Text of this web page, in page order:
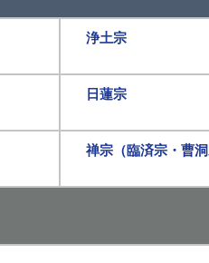
浄土宗
日蓮宗
禅宗（臨済宗・曹